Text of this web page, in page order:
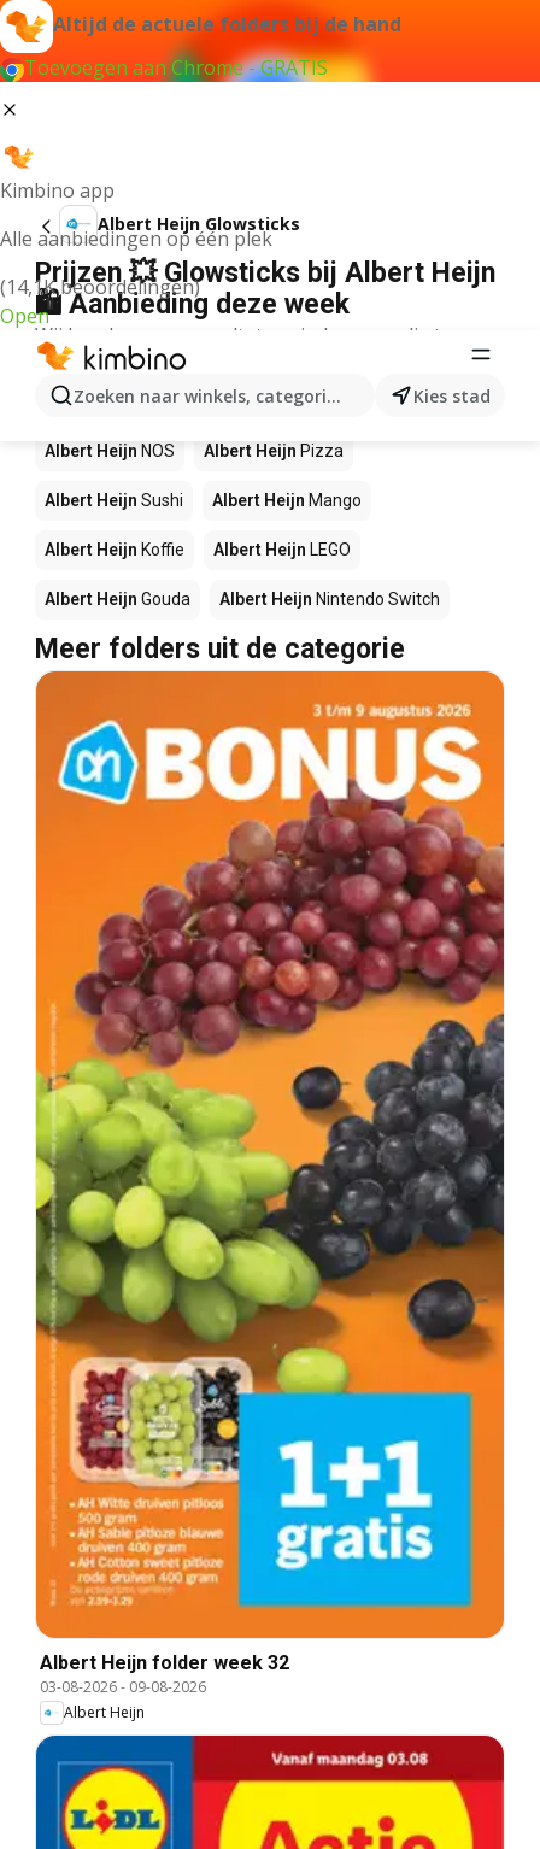
Altijd de actuele folders bij de hand
Toevoegen aan Chrome - GRATIS
Kimbino app
Alle aanbiedingen op één plek
(14,1K beoordelingen)
Open
Zoeken naar winkels, categorieën, producten...
Kies stad
Albert Heijn Glowsticks
Prijzen 💥 Glowsticks bij Albert Heijn
🛍️ Aanbieding deze week
Wij konden geen resultaten vinden voor die term.
Andere producten in winkels Albert
Heijn
Albert Heijn NOS Albert Heijn Pizza
Albert Heijn Sushi Albert Heijn Mango
Albert Heijn Koffie Albert Heijn LEGO
Albert Heijn Gouda Albert Heijn Nintendo Switch
Meer folders uit de categorie
Albert Heijn folder week 32
03-08-2026- 09-08-2026
Albert Heijn